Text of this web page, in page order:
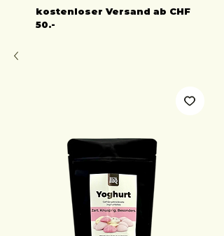
kostenloser Versand ab CHF
50.-